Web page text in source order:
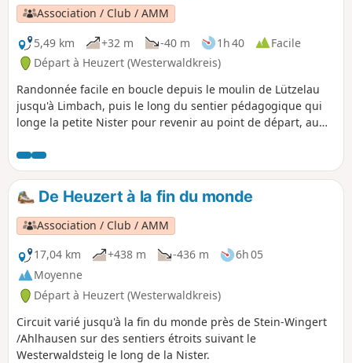
Association / Club / AMM
5,49 km
+32 m -40 m 1h 40
Facile
Départ à Heuzert (Westerwaldkreis)
Randonnée facile en boucle depuis le moulin de Lützelau
jusqu'à Limbach, puis le long du sentier pédagogique qui
longe la petite Nister pour revenir au point de départ, au
De Heuzert à la fin du monde
Association / Club / AMM
17,04 km
+438 m -436 m
6h 05
Moyenne
Départ à Heuzert (Westerwaldkreis)
Circuit varié jusqu'à la fin du monde près de Stein-Wingert
/Ahlhausen sur des sentiers étroits suivant le
Westerwaldsteig le long de la Nister.